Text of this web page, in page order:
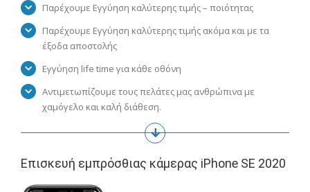
Παρέχουμε Εγγύηση καλύτερης τιμής – ποιότητας
Παρέχουμε Εγγύηση καλύτερης τιμής ακόμα και με τα
έξοδα αποστολής
Εγγύηση life time για κάθε οθόνη
Αντιμετωπίζουμε τους πελάτες μας ανθρώπινα με
χαμόγελο και καλή διάθεση.
Επισκευή εμπρόσθιας κάμερας iPhone SE 2020